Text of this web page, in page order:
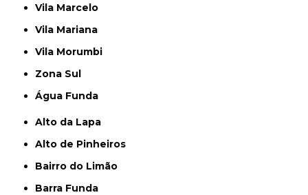
Vila Marcelo
Vila Mariana
Vila Morumbi
Zona Sul
Água Funda
Alto da Lapa
Alto de Pinheiros
Bairro do Limão
Barra Funda